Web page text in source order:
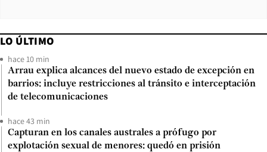
LO ÚLTIMO
hace 10 min
Arrau explica alcances del nuevo estado de excepción en
barrios: incluye restricciones al tránsito e interceptación
de telecomunicaciones
hace 43 min
Capturan en los canales australes a prófugo por
explotación sexual de menores: quedó en prisión